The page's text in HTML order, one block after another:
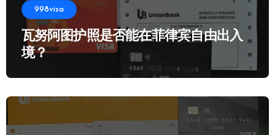
998visa
瓦努阿图护照是否能在菲律宾自由出入
境？